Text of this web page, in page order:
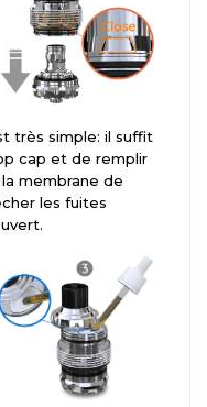
très simple: il suffit
cap et de remplir
membrane de
les fuites